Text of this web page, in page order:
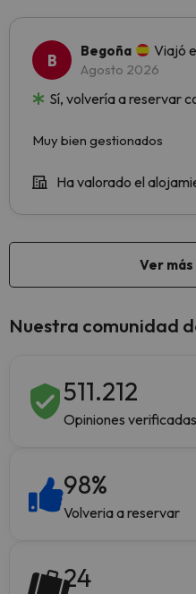
Nuestra comunidad
511.212
Opiniones verificadas
98%
Volveria a reservar
24